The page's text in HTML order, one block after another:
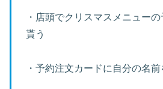
・店頭でクリスマスメニュー
貰う
・予約注文カードに自分の名前